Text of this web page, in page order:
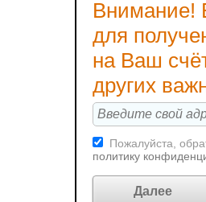
Внимание!
для
на Ваш
других
Пожалуйста,
политику